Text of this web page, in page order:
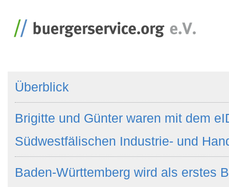
Überblick
Brigitte und Günter waren mit dem
Südwestfälischen Industrie- und
Baden-Württemberg wird als erstes